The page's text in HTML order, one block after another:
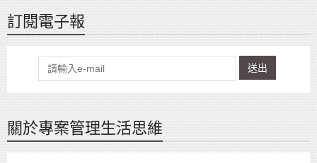
訂閱電子報
送出
關於專案管理生活思維